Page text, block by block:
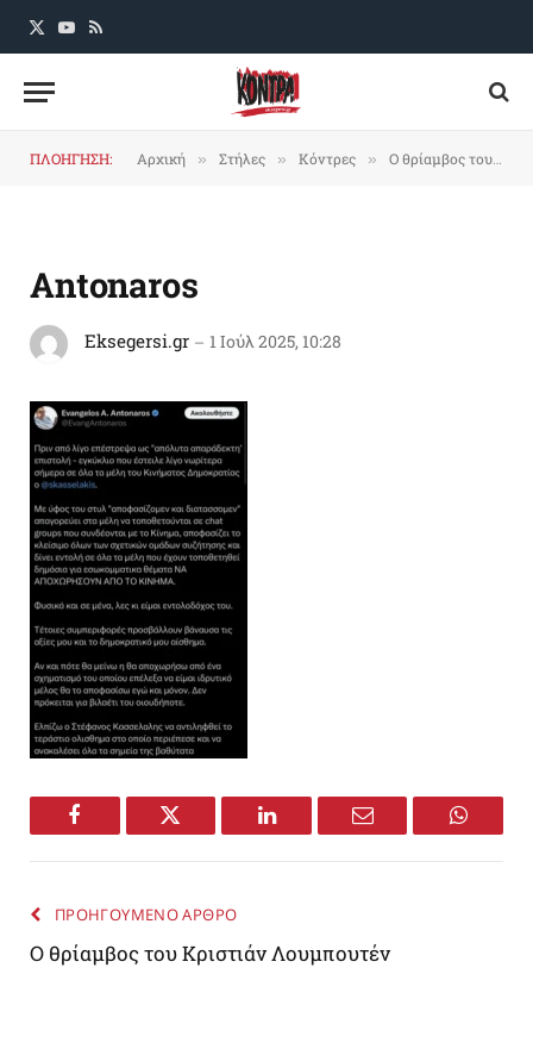
X
YouTube
RSS
ΠΛΟΗΓΗΣΗ: Αρχική » Στήλες » Κόντρες » Ο θρίαμβος του Κριστιάν Λουμπουτέν
Antonaros
Eksegersi.gr 1 Ιούλ 2025, 10:28
Facebook Twitter LinkedIn Email
ΠΡΟΗΓΟΥΜΕΝΟ ΑΡΘΡΟ
Ο θρίαμβος του Κριστιάν Λουμπουτέν